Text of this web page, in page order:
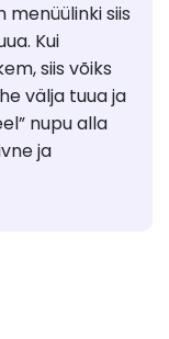
menüülinki siis
Kui
siis võiks
välja tuua ja
nupu alla
ja